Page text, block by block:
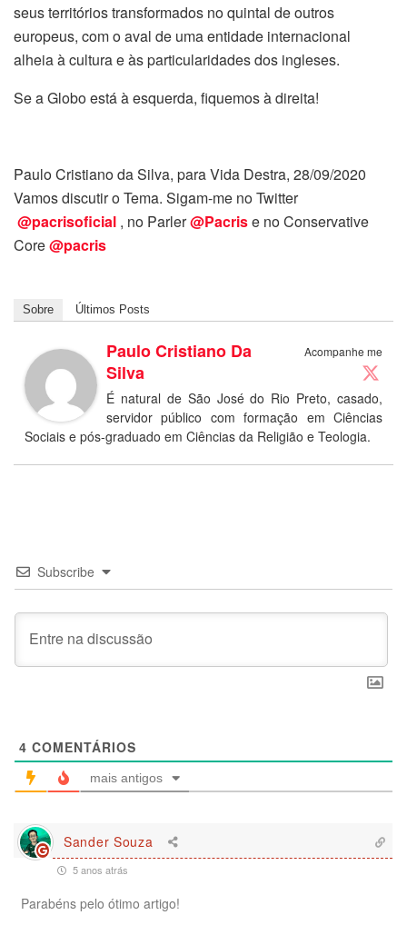
seus territórios transformados no quintal de outros
europeus, com o aval de uma entidade internacional
alheia à cultura e às particularidades dos ingleses.
Se a Globo está à esquerda, fiquemos à direita!
Paulo Cristiano da Silva, para Vida Destra, 28/09/2020
Vamos discutir o Tema. Sigam-me no Twitter
@pacrisoficial , no Parler@Pacrise no Conservative
Core@pacris
Sobre Últimos Posts
Acompanhe me
Paulo Cristiano Da
Silva
É natural de São José do Rio Preto, casado,
servidor público com formação em Ciências
Sociais e pós-graduado em Ciências da Religião e Teologia.
Subscribe
4 COMENTÁRIOS
mais antigos
Sander Souza
5 anos atrás
Parabéns pelo ótimo artigo!